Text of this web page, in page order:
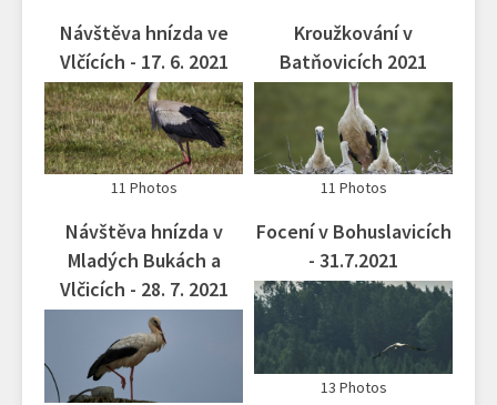
Návštěva hnízda ve
Vlčících - 17. 6. 2021
11 Photos
Kroužkování v
Batňovicích 2021
11 Photos
Návštěva hnízda v
Mladých Bukách a
Vlčicích - 28. 7. 2021
Focení v Bohuslavicích
- 31.7.2021
13 Photos